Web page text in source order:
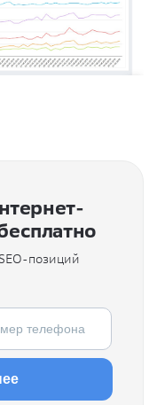
позиций